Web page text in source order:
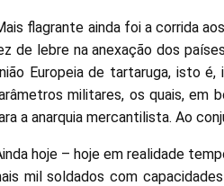
flagrante ainda foi a corrida
de lebre na anexação dos
Europeia de tartaruga, isto
militares, os quais, em
a anarquia mercantilista. Ao
hoje – hoje em realidade
mil soldados com